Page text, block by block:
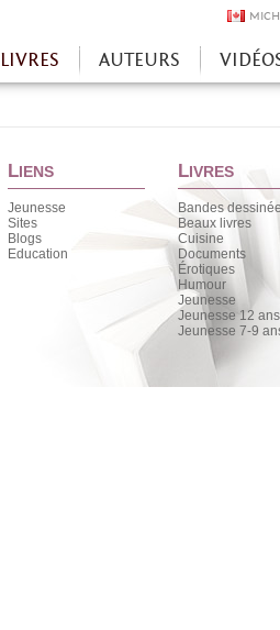
LIVRES AUTEURS
LIENS
Jeunesse
Sites
Blogs
Education
LIVRES
Bandes
Beaux livres
Cuisine
Documents
Érotiques
Humour
Jeunesse
Jeunesse 12
Jeunesse 7-9